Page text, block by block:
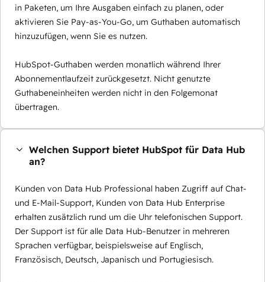
in Paketen, um Ihre Ausgaben einfach zu planen, oder
aktivieren Sie Pay-as-You-Go, um Guthaben automatisch
hinzuzufügen, wenn Sie es nutzen.
HubSpot-Guthaben werden monatlich während Ihrer
Abonnementlaufzeit zurückgesetzt. Nicht genutzte
Guthabeneinheiten werden nicht in den Folgemonat
übertragen.
Welchen Support bietet HubSpot für Data Hub
an?
Kunden von Data Hub Professional haben Zugriff auf Chat-
und E-Mail-Support, Kunden von Data Hub Enterprise
erhalten zusätzlich rund um die Uhr telefonischen Support.
Der Support ist für alle Data Hub-Benutzer in mehreren
Sprachen verfügbar, beispielsweise auf Englisch,
Französisch, Deutsch, Japanisch und Portugiesisch.